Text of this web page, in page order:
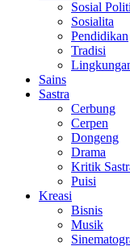
Sosial
Sosialita
Pendidikan
Tradisi
Sains
Sastra
Cerbung
Cerpen
Dongeng
Drama
Kritik
Puisi
Kreasi
Bisnis
Musik